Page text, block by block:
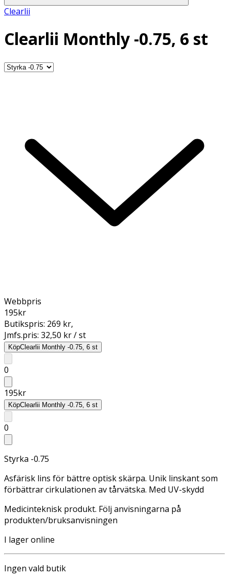
Clearlii
Clearlii Monthly -0.75, 6 st
Webbpris
195kr
Butikspris: 269 kr,
Jmfs.pris: 32,50 kr / st
KöpClearlii Monthly -0.75, 6 st
0
195kr
KöpClearlii Monthly -0.75, 6 st
0
Styrka -0.75
Asfärisk lins för bättre optisk skärpa. Unik linskant som
förbättrar cirkulationen av tårvätska. Med UV-skydd
Medicinteknisk produkt. Följ anvisningarna på
produkten/bruksanvisningen
I lager online
Ingen vald butik